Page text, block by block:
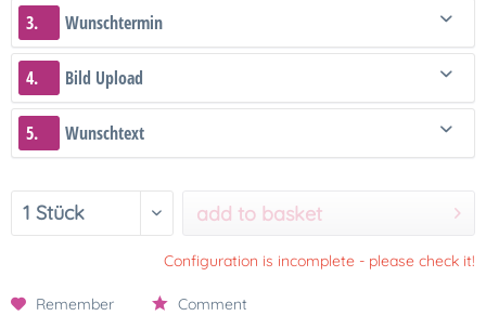
3. Wunschtermin
4. Bild Upload
5. Wunschtext
add to basket
Configuration is incomplete - please check it!
Remember Comment